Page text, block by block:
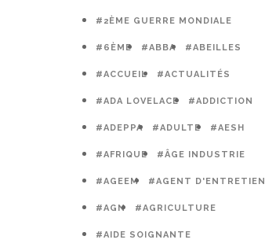
#2ÈME GUERRE MONDIALE
#6ÈME #ABBA #ABEILLES
#ACCUEIL #ACTUALITÉS
#ADA LOVELACE #ADDICTION
#ADEPPA #ADULTE #AESH
#AFRIQUE #ÂGE INDUSTRIE
#AGEEM #AGENT D'ENTRETIEN
#AGN #AGRICULTURE
#AIDE SOIGNANTE